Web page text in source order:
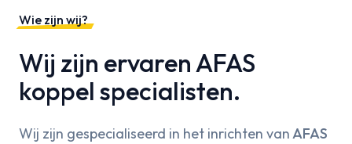
Wie zijn wij?
Wij zijn ervaren AFAS
koppel specialisten.
Wij zijn gespecialiseerd in het inrichten vanAFAS